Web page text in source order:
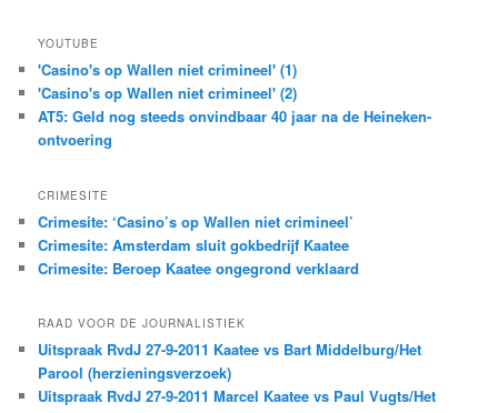
YOUTUBE
'Casino's op Wallen niet crimineel' (1)
'Casino's op Wallen niet crimineel' (2)
AT5: Geld nog steeds onvindbaar 40 jaar na de Heineken-
ontvoering
CRIMESITE
Crimesite: ‘Casino’s op Wallen niet crimineel’
Crimesite: Amsterdam sluit gokbedrijf Kaatee
Crimesite: Beroep Kaatee ongegrond verklaard
RAAD VOOR DE JOURNALISTIEK
Uitspraak RvdJ 27-9-2011 Kaatee vs Bart Middelburg/Het
Parool (herzieningsverzoek)
Uitspraak RvdJ 27-9-2011 Marcel Kaatee vs Paul Vugts/Het